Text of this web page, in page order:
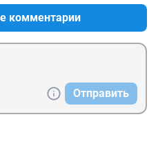
комментарии
Отправить